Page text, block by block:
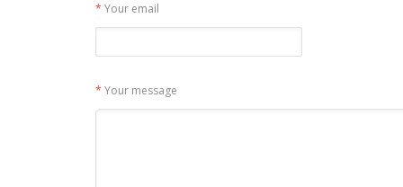
* Your email
* Your message